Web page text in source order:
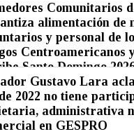
Comunitarios
alimentación de
y personal de
Centroamericanos
Santo Domingo
0 CommentsGustavo Lara
2022 no tiene
administrativa
en GESPRO